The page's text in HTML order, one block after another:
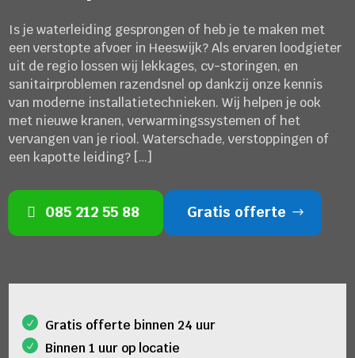
Is je waterleiding gesprongen of heb je te maken met
een verstopte afvoer in Heeswijk? Als ervaren loodgieter
uit de regio lossen wij lekkages, cv-storingen, en
sanitairproblemen razendsnel op dankzij onze kennis
van moderne installatietechnieken. Wij helpen je ook
met nieuwe kranen, verwarmingssystemen of het
vervangen van je riool. Waterschade, verstoppingen of
een kapotte leiding? […]
085 212 55 88 Gratis offerte
Gratis offerte binnen 24 uur
Binnen 1 uur op locatie